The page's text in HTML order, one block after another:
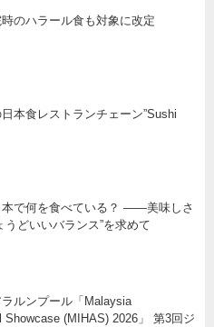
時のハラール食も対象に改定
本食レストランチェーン”Sushi
本で何を食べている？ ――美味しさ
うどいいバランス”を求めて
ルンプール「Malaysia
Showcase (MIHAS) 2026」 第3回ジ